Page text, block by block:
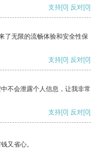
支持[0] 反对[0]
了无限的流畅体验和安全性保
支持[0] 反对[0]
不会泄露个人信息，让我非常
支持[0] 反对[0]
又省心。